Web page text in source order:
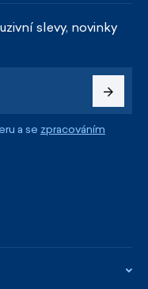
slevy, novinky
a se zpracováním